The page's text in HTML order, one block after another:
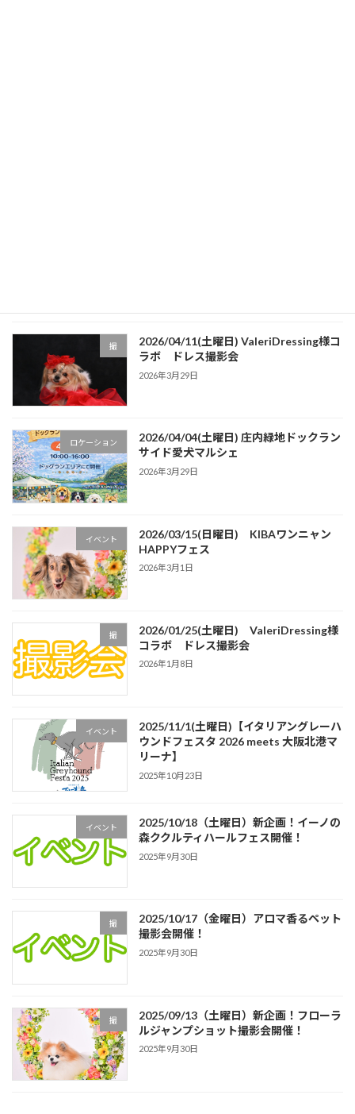
撮
2026/04/11(土曜日) ValeriDressing様コ
ラボ ドレス撮影会
2026年3月29日
ロケーション
2026/04/04(土曜日) 庄内緑地ドックラン
サイド愛犬マルシェ
2026年3月29日
イベント
2026/03/15(日曜日) KIBAワンニャン
HAPPYフェス
2026年3月1日
撮
2026/01/25(土曜日) ValeriDressing様
コラボ ドレス撮影会
2026年1月8日
イベント
2025/11/1(土曜日)【イタリアングレーハ
ウンドフェスタ 2026 meets 大阪北港マ
リーナ】
2025年10月23日
イベント
2025/10/18（土曜日）新企画！イーノの
森ククルティハールフェス開催！
2025年9月30日
撮
2025/10/17（金曜日）アロマ香るペット
撮影会開催！
2025年9月30日
撮
2025/09/13（土曜日）新企画！フローラ
ルジャンプショット撮影会開催！
2025年9月30日